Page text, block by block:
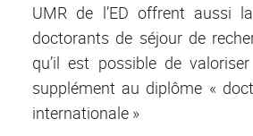
UMR de l’ED offrent aussi
doctorants de séjour de
qu’il est possible de
supplément au diplôme «
internationale »